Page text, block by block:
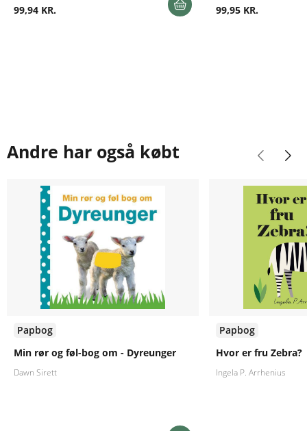
99,94 KR. 99,95 KR.
Andre har også købt
Papbog
Min rør og føl-bog om - Dyreunger
Dawn Sirett
Papbog
Hvor er fru Zebra?
Ingela P. Arrhenius